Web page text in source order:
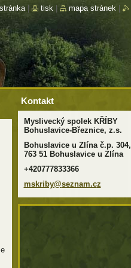
Kontakt
Myslivecký spolek KŘÍBY
Bohuslavice-Březnice, z.s.
Bohuslavice u Zlína č.p. 304,
763 51 Bohuslavice u Zlína
+420777833366
mskriby@seznam.cz
tisk mapa stránek